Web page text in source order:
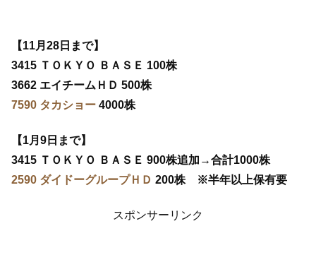
【11月28日まで】
3415 ＴＯＫＹＯ ＢＡＳＥ 100株
3662 エイチームＨＤ 500株
7590 タカショー 4000株
【1月9日まで】
3415 ＴＯＫＹＯ ＢＡＳＥ 900株追加→合計1000株
2590 ダイドーグループＨＤ 200株 ※半年以上保有要
スポンサーリンク